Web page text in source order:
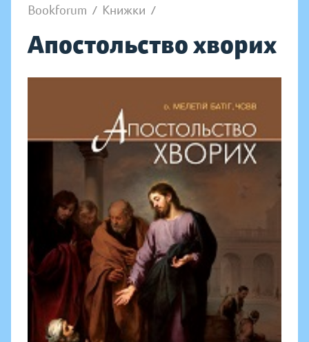
Bookforum / Книжки /
Апостольство хворих